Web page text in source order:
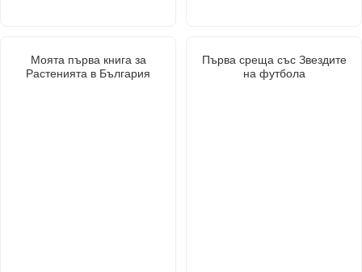
Моята първа книга за
Растенията в България
Първа среща със Звездите
на футбола